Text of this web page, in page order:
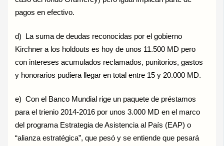
pagos en efectivo.
d) La suma de deudas reconocidas por el gobierno
Kirchner a los holdouts es hoy de unos 11.500 MD pero
con intereses acumulados reclamados, punitorios, gastos
y honorarios pudiera llegar en total entre 15 y 20.000 MD.
e) Con el Banco Mundial rige un paquete de préstamos
para el trienio 2014-2016 por unos 3.000 MD en el marco
del programa Estrategia de Asistencia al País (EAP) o
“alianza estratégica”, que pesó y se entiende que pesará